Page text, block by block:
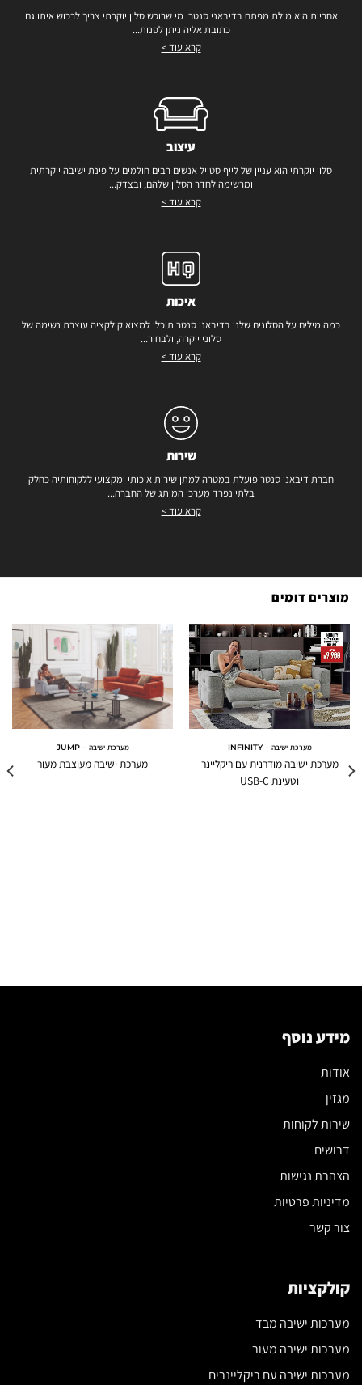
אחריות היא מילת מפתח בדיבאני סנטר. מי שרוכש סלון יוקרתי צריך לרכוש איתו גם
כתובת אליה ניתן לפנות...
קרא עוד >
עיצוב
סלון יוקרתי הוא עניין של לייף סטייל אנשים רבים חולמים על פינת ישיבה יוקרתית
ומרשימה לחדר הסלון שלהם, ובצדק...
קרא עוד >
איכות
כמה מילים על הסלונים שלנו בדיבאני סנטר תוכלו למצוא קולקציה עוצרת נשימה של
סלוני יוקרה, ולבחור...
קרא עוד >
שירות
חברת דיבאני סנטר פועלת במטרה למתן שירות איכותי ומקצועי ללקוחותיה כחלק
בלתי נפרד מערכי המותג של החברה...
קרא עוד >
מוצרים דומים
מערכת ישיבה – INFINITY
מערכת ישיבה מודרנית עם ריקליינר
וטעינת USB-C
מערכת ישיבה – JUMP
מערכת ישיבה מעוצבת מעור
מידע נוסף
אודות
מגזין
שירות לקוחות
דרושים
הצהרת נגישות
מדיניות פרטיות
צור קשר
קולקציות
מערכות ישיבה מבד
מערכות ישיבה מעור
מערכות ישיבה עם ריקליינרים